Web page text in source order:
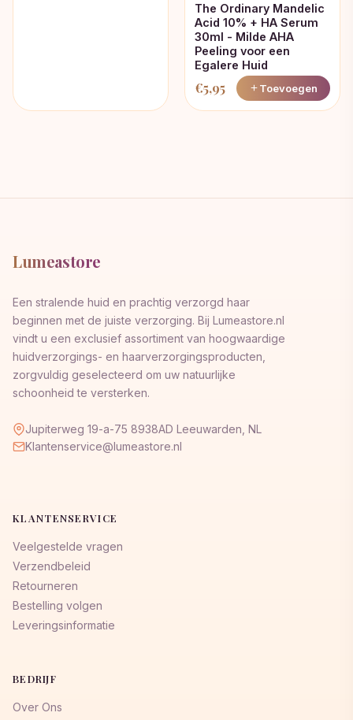
The Ordinary Mandelic
Acid 10% + HA Serum
30ml - Milde AHA
Peeling voor een
Egalere Huid
€5,95 Toevoegen
Lumeastore
Een stralende huid en prachtig verzorgd haar
beginnen met de juiste verzorging. Bij Lumeastore.nl
vindt u een exclusief assortiment van hoogwaardige
huidverzorgings- en haarverzorgingsproducten,
zorgvuldig geselecteerd om uw natuurlijke
schoonheid te versterken.
Jupiterweg 19-a-75 8938AD Leeuwarden, NL
Klantenservice@lumeastore.nl
KLANTENSERVICE
Veelgestelde vragen
Verzendbeleid
Retourneren
Bestelling volgen
Leveringsinformatie
BEDRIJF
Over Ons